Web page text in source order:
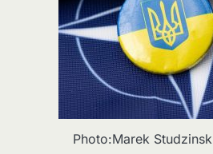
Photo:Marek